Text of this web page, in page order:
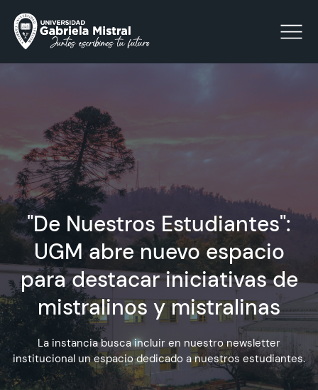
La Universidad
Facultades y Escuelas
Vinculación con el Medio
Investigación
Acreditación
Admisión
"De Nuestros Estudiantes":
UGM abre nuevo espacio
para destacar iniciativas de
mistralinos y mistralinas
La instancia busca incluir en nuestro newsletter
institucional un espacio dedicado a nuestros estudiantes.